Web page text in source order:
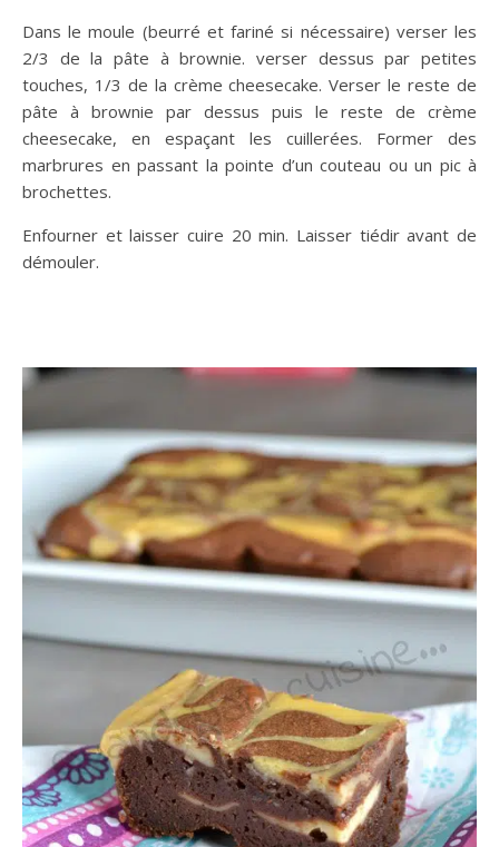
Dans le moule (beurré et fariné si nécessaire) verser les
2/3 de la pâte à brownie. verser dessus par petites
touches, 1/3 de la crème cheesecake. Verser le reste de
pâte à brownie par dessus puis le reste de crème
cheesecake, en espaçant les cuillerées. Former des
marbrures en passant la pointe d’un couteau ou un pic à
brochettes.
Enfourner et laisser cuire 20 min. Laisser tiédir avant de
démouler.